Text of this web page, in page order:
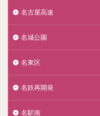
名古屋高速
名城公園
名東区
名鉄再開発
名駅南